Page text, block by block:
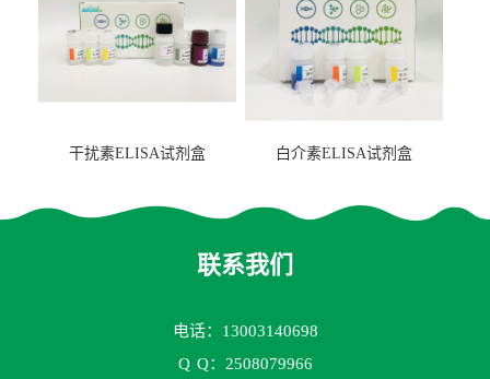
干扰素ELISA试剂盒 白介素ELISA试剂盒
联系我们
电话：13003140698
Q Q：2508079966